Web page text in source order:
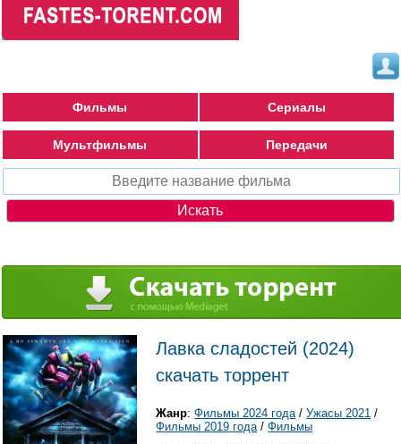
Фильмы Сериалы
Мультфильмы Передачи
Лавка сладостей (2024)
скачать торрент
Жанр:Фильмы 2024 года/Ужасы 2021 /
Фильмы 2019 года/Фильмы